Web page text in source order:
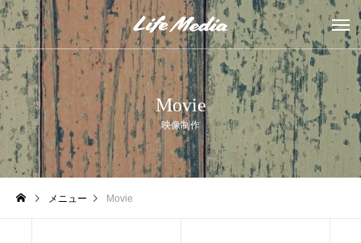
Movie
映像制作
メニュー Movie